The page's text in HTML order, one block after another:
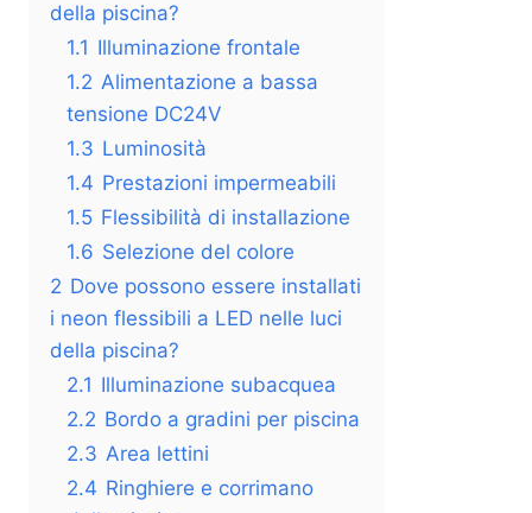
della piscina?
1.1 Illuminazione frontale
1.2 Alimentazione a bassa
tensione DC24V
1.3 Luminosità
1.4 Prestazioni impermeabili
1.5 Flessibilità di installazione
1.6 Selezione del colore
2 Dove possono essere installati
i neon flessibili a LED nelle luci
della piscina?
2.1 Illuminazione subacquea
2.2 Bordo a gradini per piscina
2.3 Area lettini
2.4 Ringhiere e corrimano